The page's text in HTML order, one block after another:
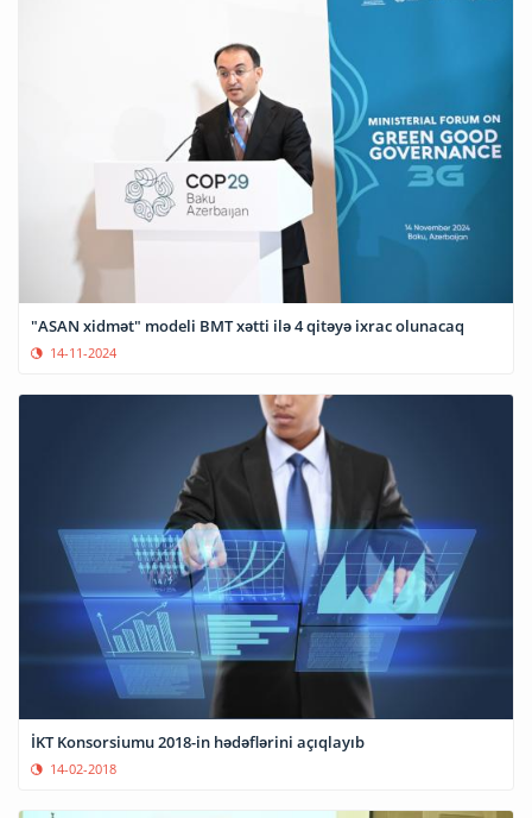
"ASAN xidmət" modeli BMT xətti ilə 4 qitəyə ixrac olunacaq
14-11-2024
İKT Konsorsiumu 2018-in hədəflərini açıqlayıb
14-02-2018